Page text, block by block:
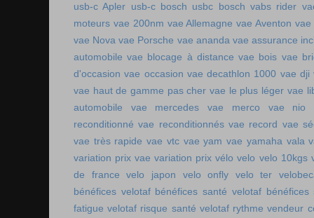
usb-c Apler usb-c bosch usbc bosch vabs rider
moteurs vae 200nm vae Allemagne vae Aventon vae
vae Nova vae Porsche vae ananda vae assurance
automobile vae blocage à distance vae bois vae
d'occasion vae occasion vae decathlon 1000 vae dji
vae haut de gamme pas cher vae le plus léger vae
automobile
vae mercedes vae merco
vae nio
reconditionné vae reconditionnés vae record vae
vae très rapide vae vtc vae yam vae yamaha vala
variation prix vae variation prix vélo velo velo 10kgs
de france
velo japon velo onfly velo ter
bénéfices velotaf bénéfices santé velotaf
fatigue velotaf risque santé velotaf rythme vendeur